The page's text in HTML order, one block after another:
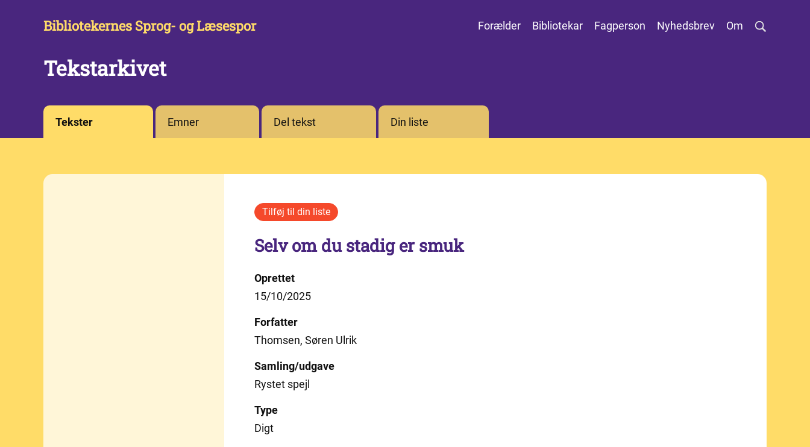
Bibliotekernes Sprog- og Læsespor Forælder Bibliotekar Fagperson Nyhedsbrev Om
Tekstarkivet
Tekster Emner Del tekst Din liste
Selv om du stadig er smuk
Oprettet
15/10/2025
Forfatter
Thomsen, Søren Ulrik
Samling/udgave
Rystet spejl
Type
Digt